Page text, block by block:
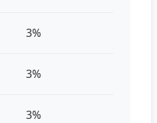
3%
3%
3%